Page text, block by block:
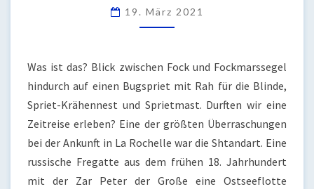
18.
JH.
19. März 2021
Was ist das? Blick zwischen Fock und Fockmarssegel
hindurch auf einen Bugspriet mit Rah für die Blinde,
Spriet-Krähennest und Sprietmast. Durften wir eine
Zeitreise erleben? Eine der größten Überraschungen
bei der Ankunft in La Rochelle war die Shtandart. Eine
russische Fregatte aus dem frühen 18. Jahrhundert
mit der Zar Peter der Große eine Ostseeflotte